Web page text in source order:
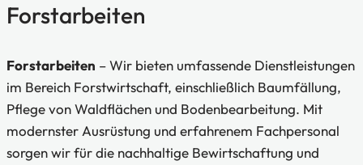
Forstarbeiten
Forstarbeiten – Wir bieten umfassende Dienstleistungen
im Bereich Forstwirtschaft, einschließlich Baumfällung,
Pflege von Waldflächen und Bodenbearbeitung. Mit
modernster Ausrüstung und erfahrenem Fachpersonal
sorgen wir für die nachhaltige Bewirtschaftung und